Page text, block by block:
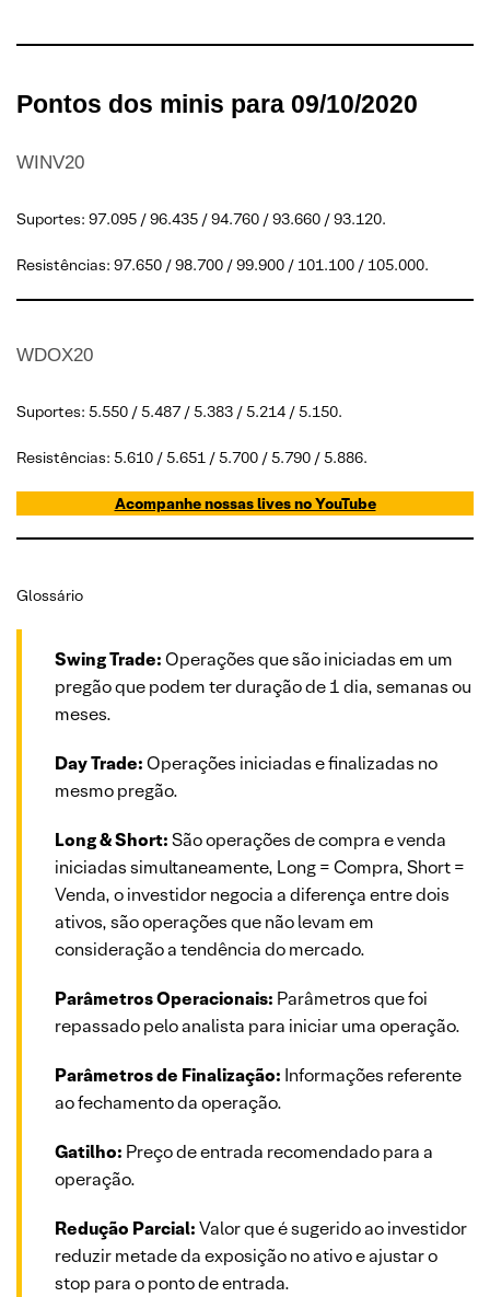
Pontos dos minis para 09/10/2020
WINV20
Suportes: 97.095 / 96.435 / 94.760 / 93.660 / 93.120.
Resistências: 97.650 / 98.700 / 99.900 / 101.100 / 105.000.
WDOX20
Suportes: 5.550 / 5.487 / 5.383 / 5.214 / 5.150.
Resistências: 5.610 / 5.651 / 5.700 / 5.790 / 5.886.
Acompanhe nossas lives no YouTube
Glossário
Swing Trade:Operações que são iniciadas em um
pregão que podem ter duração de 1 dia, semanas ou
meses.
Day Trade:Operações iniciadas e finalizadas no
mesmo pregão.
Long & Short:São operações de compra e venda
iniciadas simultaneamente, Long = Compra, Short =
Venda, o investidor negocia a diferença entre dois
ativos, são operações que não levam em
consideração a tendência do mercado.
Parâmetros Operacionais: Parâmetros que foi
repassado pelo analista para iniciar uma operação.
Parâmetros de Finalização: Informações referente
ao fechamento da operação.
Gatilho: Preço de entrada recomendado para a
operação.
Redução Parcial:Valor que é sugerido ao investidor
reduzir metade da exposição no ativo e ajustar o
stop para o ponto de entrada.